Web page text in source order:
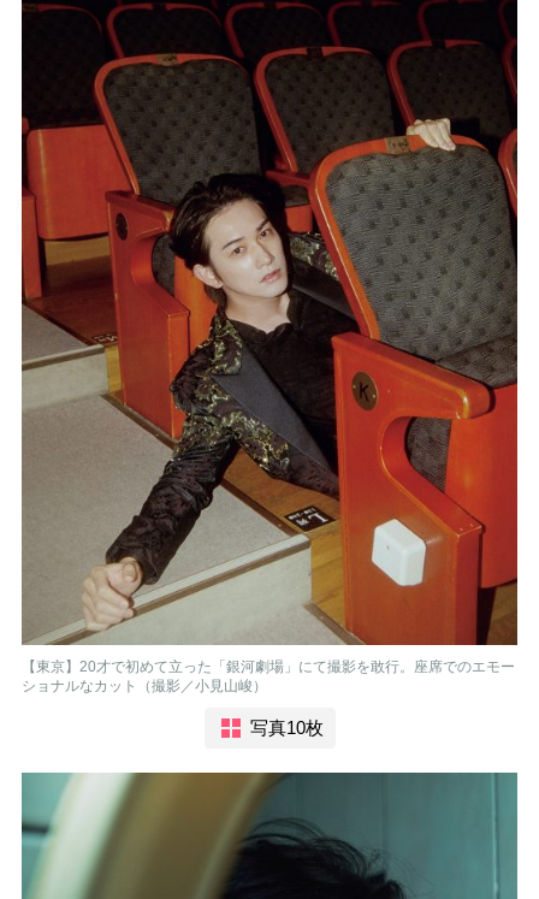
【東京】20才で初めて立った「銀河劇場」にて撮影を敢行。座席でのエモー
ショナルなカット（撮影／小見山峻）
写真10枚